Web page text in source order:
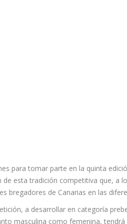
para tomar parte en la quinta
esta tradición competitiva que, a
bregadores de Canarias en las
a desarrollar en categoría
masculina como femenina,